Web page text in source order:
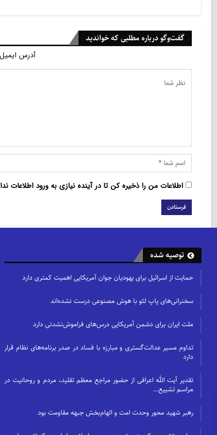
گفت‌وگو درباره مطلبی که خواندید
آدرس
اطلاعات من را ذخیره کن تا در آینده نیازی به ورود اطلاعات
توصیه شده
حمایت از اسرائیل برای یهودیان جوان آمریکایی اهمیت کمتری دارد
سخنرانی‌های پاپ لئو با هوش مصنوعی درست نشده‌اند
ملت ایران برای دشمن آمریکایی درس‌های فراموش‌نشدنی دارد
تداوم مسیر عدالت‌گستری و مبارزه با فساد در صدر برنامه‌های نظام قرار
دارد
تقدیر آیت الله اعرافی از حضور مراجع معظم تقلید، مردم و روحانیت در
مراسم تشییع…
رهبر شهید محور وحدت امت و الهام‌بخش جبهه مقاومت بود